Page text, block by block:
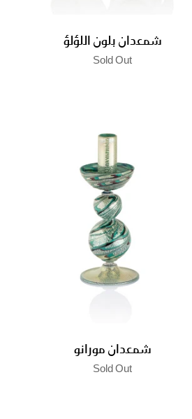
شمعدان بلون اللؤلؤ
Sold Out
شمعدان مورانو
Sold Out